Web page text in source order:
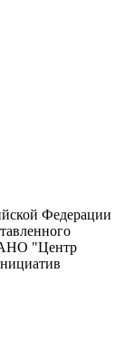
Федерации
"Центр